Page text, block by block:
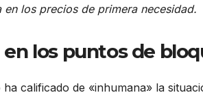
los precios de primera necesidad.
los puntos de
calificado de «inhumana» la